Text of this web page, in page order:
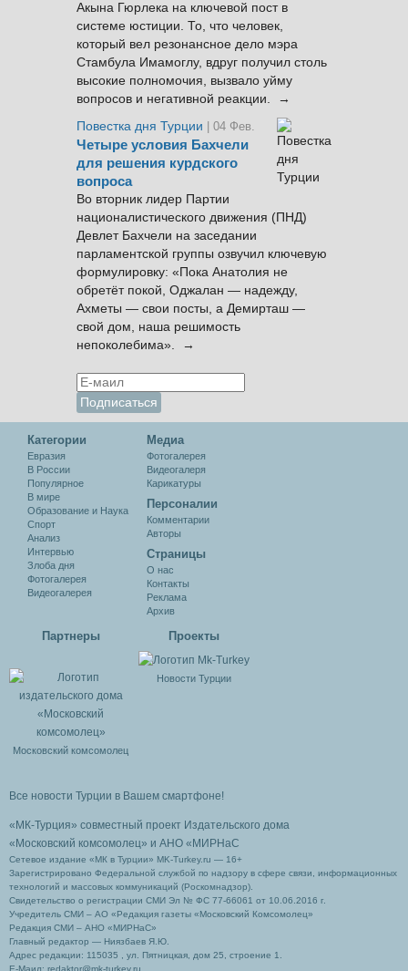
Акына Гюрлека на ключевой пост в
системе юстиции. То, что человек,
который вел резонансное дело мэра
Стамбула Имамоглу, вдруг получил столь
высокие полномочия, вызвало уйму
вопросов и негативной реакции. →
Повестка дня Турции
| 04 Фев.
Четыре условия Бахчели
для решения курдского
вопроса
Во вторник лидер Партии
националистического движения (ПНД)
Девлет Бахчели на заседании
парламентской группы озвучил ключевую
формулировку: «Пока Анатолия не
обретёт покой, Оджалан — надежду,
Ахметы — свои посты, а Демирташ —
свой дом, наша решимость
непоколебима». →
Категории
Евразия
В России
Популярное
В мире
Образование и Наука
Спорт
Анализ
Интервью
Злоба дня
Фотогалерея
Видеогалерея
Медиа
Фотогалерея
Видеогалеря
Карикатуры
Персоналии
Комментарии
Авторы
Cтраницы
О нас
Контакты
Реклама
Архив
Партнеры
Московский комсомолец
Проекты
Новости Турции
Все новости Турции в Вашем смартфоне!
«МК-Турция» совместный проект Издательского дома
«Московский комсомолец» и АНО «МИРНаС
Сетевое издание «МК в Турции» MK-Turkey.ru — 16+
Зарегистрировано Федеральной службой по надзору в сфере связи, информационных
технологий и массовых коммуникаций (Роскомнадзор).
Свидетельство о регистрации СМИ Эл № ФС 77-66061 от 10.06.2016 г.
Учредитель СМИ – АО «Редакция газеты «Московский Комсомолец»
Редакция СМИ – АНО «МИРНаС»
Главный редактор — Ниязбаев Я.Ю.
Адрес редакции: 115035 , ул. Пятницкая, дом 25, строение 1.
Е-Маил: redaktor@mk-turkey.ru